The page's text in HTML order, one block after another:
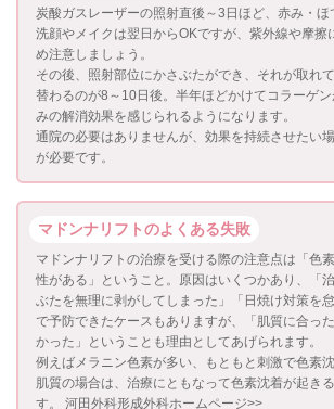
炭酸ガスレーザーの照射直後～3日ほど、赤み・ほ
洗顔やメイクは翌日からOKですが、紫外線や摩擦
め注意しましょう。
その後、照射部位にかさぶたができ、それが取れ
替わるのが8～10日後。半年ほどかけてコラーゲ
みの解消効果を感じられるようになります。
通院の必要はありませんが、効果を持続させたい
が必要です。
マドンナリフトのよくある失敗
マドンナリフトの治療を受ける際の注意点は「色
性がある」ということ。原因はいくつかあり、「
ぶたを無理に剥がしてしまった」「日焼け対策を
で予防できたケースもありますが、「肌質に合っ
かった」ということも理由としてあげられます。
例えばメラニン色素が多い、もともと刺激で色素
肌質の場合は、治療にともなって色素沈着が起き
す。 河田外科形成外科ホームページ>>